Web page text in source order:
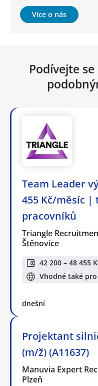
Více o nás
Podívejte
Team Leader
455 Kč/měsíc |
pracovníků
Triangle
Štěnovice
42 200 – 48 455
Vhodné také
dnešní
Projektant
(m/ž) (A11637)
Manuvia Expert
Plzeň